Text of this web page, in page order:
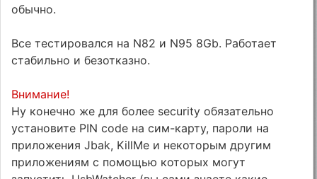
обычно.
Все тестировался на N82 и N95 8Gb. Работает
стабильно и безотказно.
Внимание!
Ну конечно же для более security обязательно
установите PIN code на сим-карту, пароли на
приложения Jbak, KillMe и некоторым другим
приложениям с помощью которых могут